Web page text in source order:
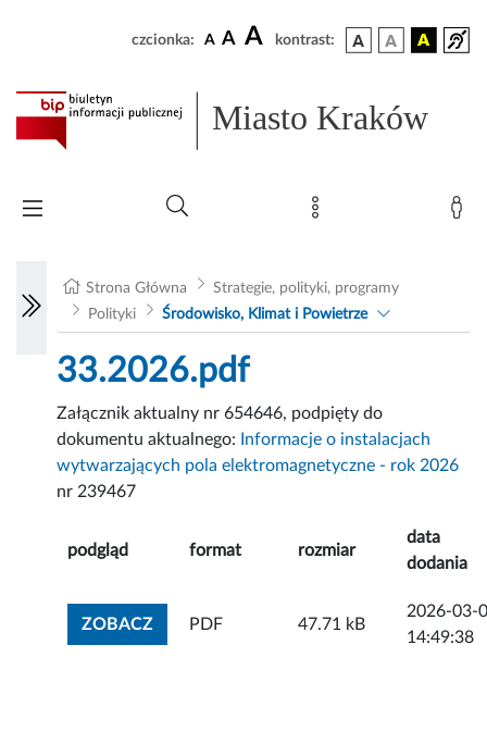
czcionka: A A A kontrast:
Miasto Kraków
Strona Główna
Strategie, polityki, programy
Polityki
Środowisko, Klimat i Powietrze
33.2026.pdf
Załącznik aktualny nr 654646, podpięty do
dokumentu aktualnego:
Informacje o instalacjach
wytwarzających pola elektromagnetyczne - rok 2026
nr 239467
podgląd format rozmiar
data
dodania
ZOBACZZOBACZ ZAŁĄCZNIK
PDF 47.71 kB
2026-03-
14:49:38